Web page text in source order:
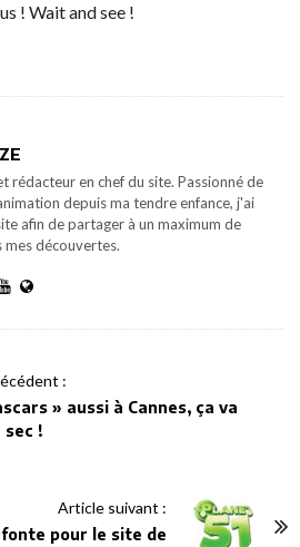
! Wait and see !
rédacteur en chef du site. Passionné de
depuis ma tendre enfance, j'ai
afin de partager à un maximum de
mes découvertes.
:
» aussi à Cannes, ça va
sec !
Article suivant :
pour le site de